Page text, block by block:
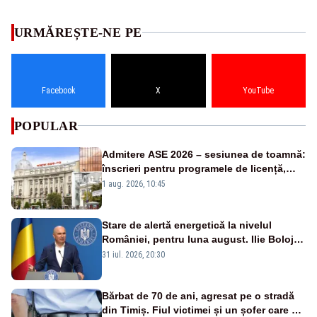
URMĂREȘTE-NE PE
Facebook X YouTube
POPULAR
Admitere ASE 2026 – sesiunea de toamnă:
înscrieri pentru programele de licență,
masterat și doctorat
1 aug. 2026, 10:45
Stare de alertă energetică la nivelul
României, pentru luna august. Ilie Bolojan
a anunțat importuri și posibile restricții –
31 iul. 2026, 20:30
Bărbat de 70 de ani, agresat pe o stradă
din Timiș. Fiul victimei și un șofer care a